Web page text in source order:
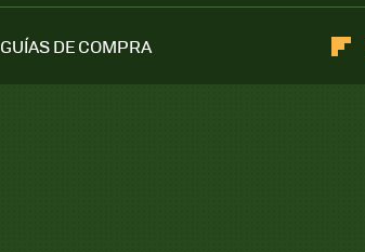
GUÍAS DE COMPRA